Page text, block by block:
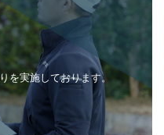
を実施しております。